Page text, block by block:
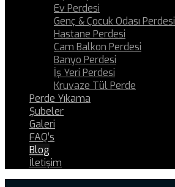
Ev Perdesi
Genç & Çocuk Odası Perdesi
Hastane Perdesi
Cam Balkon Perdesi
Banyo Perdesi
İş Yeri Perdesi
Kruvaze Tül Perde
Perde Yıkama
Şubeler
Galeri
FAQ’s
Blog
İletişim